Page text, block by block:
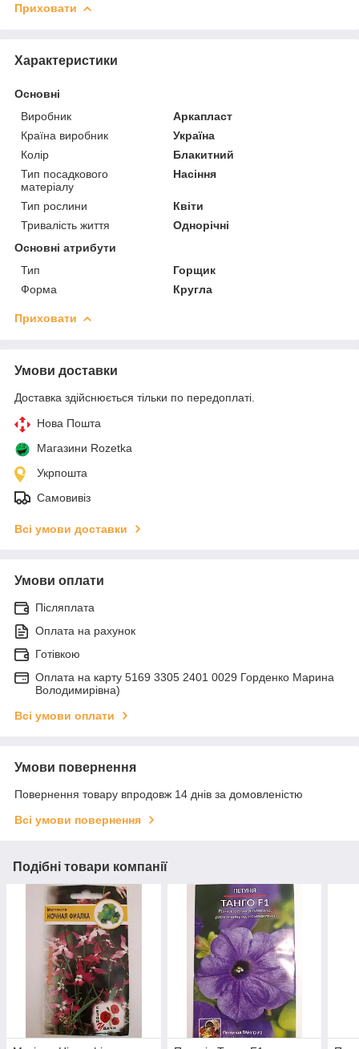
Приховати
Характеристики
Основні
Виробник
Аркапласт
Країна виробник
Україна
Колір
Блакитний
Тип посадкового
матеріалу
Насіння
Тип рослини
Квіти
Тривалість життя
Однорічні
Основні атрибути
Тип
Горщик
Форма
Кругла
Приховати
Умови доставки
Доставка здійснюється тільки по передоплаті.
Нова Пошта
Магазини Rozetka
Укрпошта
Самовивіз
Всі умови доставки
Умови оплати
Післяплата
Оплата на рахунок
Готівкою
Оплата на карту 5169 3305 2401 0029 Горденко Марина
Володимирівна)
Всі умови оплати
Умови повернення
Повернення товару впродовж 14 днів за домовленістю
Всі умови повернення
Подібні товари компанії